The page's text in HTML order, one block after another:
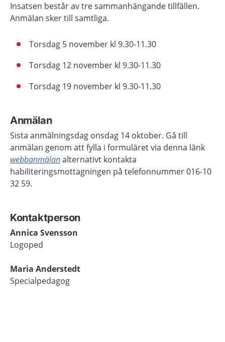
Insatsen består av tre sammanhängande tillfällen.
Anmälan sker till samtliga.
Torsdag 5 november kl 9.30-11.30
Torsdag 12 november kl 9.30-11.30
Torsdag 19 november kl 9.30-11.30
Anmälan
Sista anmälningsdag onsdag 14 oktober. Gå till
anmälan genom att fylla i formuläret via denna länk
webbanmälanalternativt kontakta
habiliteringsmottagningen på telefonnummer 016-10
32 59.
Kontaktperson
Annica Svensson
Logoped
Maria Anderstedt
Specialpedagog